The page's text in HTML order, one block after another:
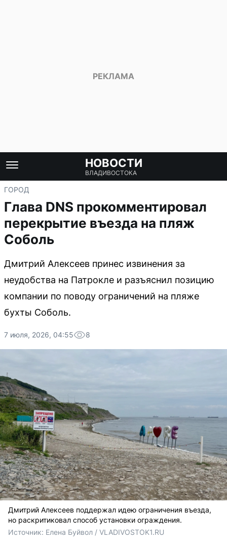
НОВОСТИ
ВЛАДИВОСТОКА
ГОРОД
Глава DNS прокомментировал
перекрытие въезда на пляж
Соболь
Дмитрий Алексеев принес извинения за
неудобства на Патрокле и разъяснил позицию
компании по поводу ограничений на пляже
бухты Соболь.
7 июля, 2026, 04:55 8
Дмитрий Алексеев поддержал идею ограничения въезда,
но раскритиковал способ установки ограждения.
Источник: Елена Буйвол / VLADIVOSTOK1.RU